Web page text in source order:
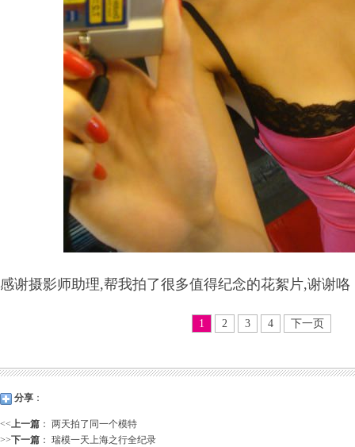
感谢摄影师助理,帮我拍了很多值得纪念的花絮片,谢谢咯
1 2 3 4 下一页
分享 ：
<<上一篇 ： 两天拍了同一个模特
>>下一篇 ： 瑞模一天上海之行全纪录